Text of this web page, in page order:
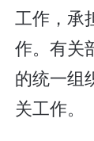
工作，承
作。有关
的统一组
关工作。